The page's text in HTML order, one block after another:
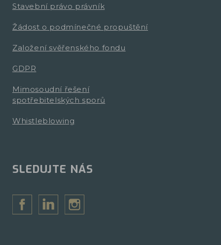
Stavební právo právník
Žádost o podmínečné propuštění
Založení svěřenského fondu
GDPR
Mimosoudní řešení
spotřebitelských sporů
Whistleblowing
SLEDUJTE NÁS